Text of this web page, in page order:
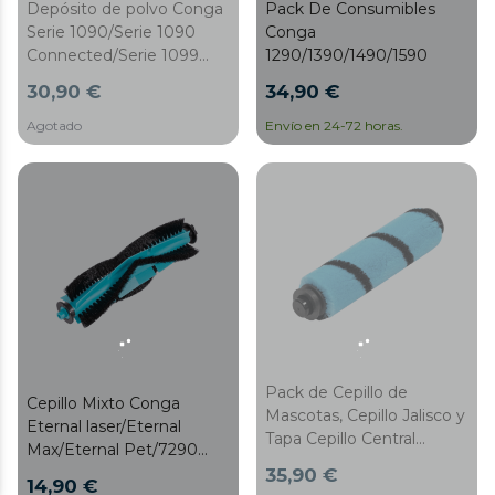
Depósito de polvo Conga
Serie 1090/Serie 1090
Connected/Serie 1099
30,90 €
Agotado
Pack De Consumibles
Conga
1290/1390/1490/1590
34,90 €
Envío en 24-72 horas.
Cepillo Mixto Conga
Eternal laser/Eternal
Max/Eternal Pet/7290
14,90 €
Pack de Cepillo de
Mascotas, Cepillo Jalisco y
Tapa Cepillo Central
35,90 €